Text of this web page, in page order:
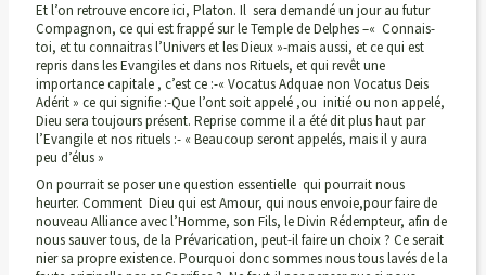
Et l’on retrouve encore ici, Platon. Il sera demandé un jour au futur
Compagnon, ce qui est frappé sur le Temple de Delphes –« Connais-
toi, et tu connaitras l’Univers et les Dieux »-mais aussi, et ce qui est
repris dans les Evangiles et dans nos Rituels, et qui revêt une
importance capitale , c’est ce :-« Vocatus Adquae non Vocatus Deis
Adérit » ce qui signifie :-Que l’ont soit appelé ,ou initié ou non appelé,
Dieu sera toujours présent. Reprise comme il a été dit plus haut par
l’Evangile et nos rituels :- « Beaucoup seront appelés, mais il y aura
peu d’élus »
On pourrait se poser une question essentielle qui pourrait nous
heurter. Comment Dieu qui est Amour, qui nous envoie,pour faire de
nouveau Alliance avec l’Homme, son Fils, le Divin Rédempteur, afin de
nous sauver tous, de la Prévarication, peut-il faire un choix ? Ce serait
nier sa propre existence. Pourquoi donc sommes nous tous lavés de la